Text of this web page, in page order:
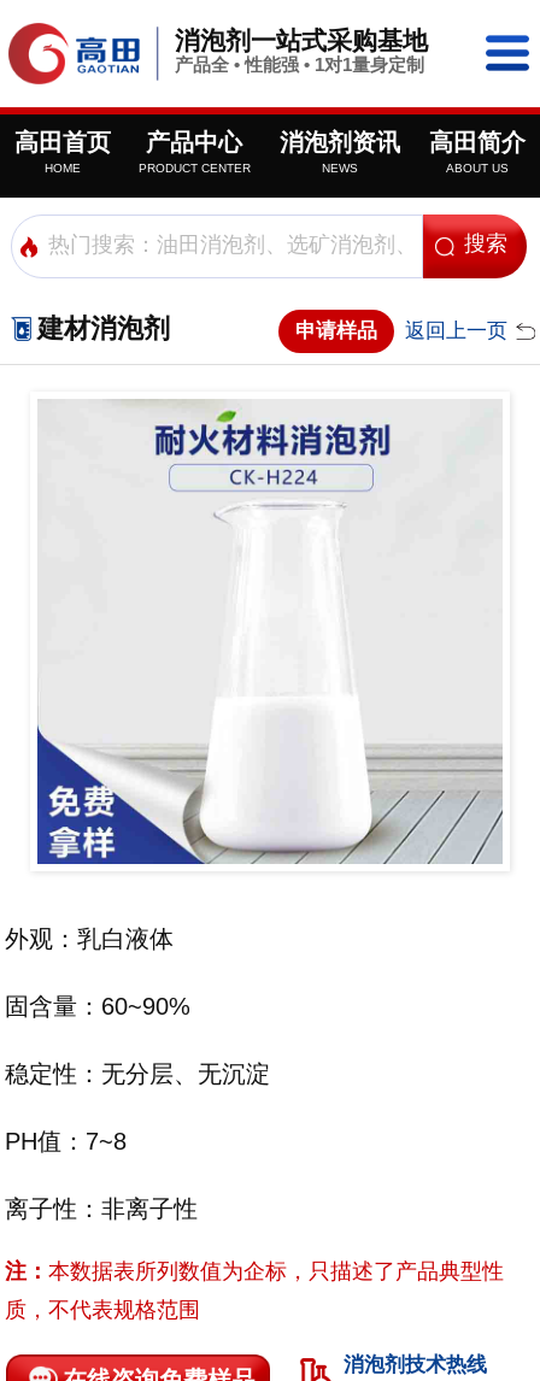
消泡剂一站式采购基地
产品全 • 性能强 • 1对1量身定制
高田首页
HOME
产品中心
PRODUCT CENTER
消泡剂资讯
NEWS
高田简介
ABOUT US
建材消泡剂 申请样品 返回上一页
外观：乳白液体
固含量：60~90%
稳定性：无分层、无沉淀
PH值：7~8
离子性：非离子性
注：本数据表所列数值为企标，只描述了产品典型性
质，不代表规格范围
消泡剂技术热线